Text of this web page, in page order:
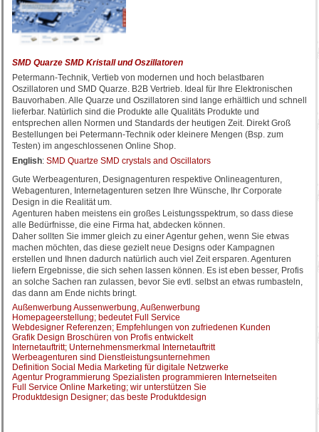
SMD Quarze SMD Kristall und Oszillatoren
Petermann-Technik, Vertieb von modernen und hoch belastbaren
Oszillatoren und SMD Quarze. B2B Vertrieb. Ideal für Ihre Elektronischen
Bauvorhaben. Alle Quarze und Oszillatoren sind lange erhältlich und schnell
lieferbar. Natürlich sind die Produkte alle Qualitäts Produkte und
entsprechen allen Normen und Standards der heutigen Zeit. Direkt Groß
Bestellungen bei Petermann-Technik oder kleinere Mengen (Bsp. zum
Testen) im angeschlossenen Online Shop.
English: SMD Quartze SMD crystals and Oscillators
Gute Werbeagenturen, Designagenturen respektive Onlineagenturen,
Webagenturen, Internetagenturen setzen Ihre Wünsche, Ihr Corporate
Design in die Realität um.
Agenturen haben meistens ein großes Leistungsspektrum, so dass diese
alle Bedürfnisse, die eine Firma hat, abdecken können.
Daher sollten Sie immer gleich zu einer Agentur gehen, wenn Sie etwas
machen möchten, das diese gezielt neue Designs oder Kampagnen
erstellen und Ihnen dadurch natürlich auch viel Zeit ersparen. Agenturen
liefern Ergebnisse, die sich sehen lassen können. Es ist eben besser, Profis
an solche Sachen ran zulassen, bevor Sie evtl. selbst an etwas rumbasteln,
das dann am Ende nichts bringt.
Außenwerbung Aussenwerbung, Außenwerbung
Homepageerstellung; bedeutet Full Service
Webdesigner Referenzen; Empfehlungen von zufriedenen Kunden
Grafik Design Broschüren von Profis entwickelt
Internetauftritt; Unternehmensmerkmal Internetauftritt
Werbeagenturen sind Dienstleistungsunternehmen
Definition Social Media Marketing für digitale Netzwerke
Agentur Programmierung Spezialisten programmieren Internetseiten
Full Service Online Marketing; wir unterstützen Sie
Produktdesign Designer; das beste Produktdesign